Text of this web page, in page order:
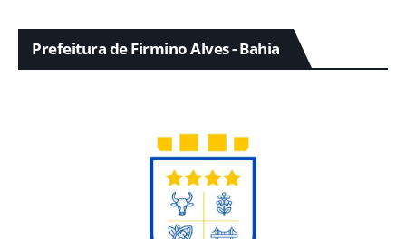
Prefeitura de Firmino Alves - Bahia